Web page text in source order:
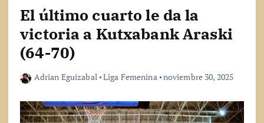
artículos y fotos del mejor baloncesto
El último cuarto le da la
victoria a Kutxabank Araski
(64-70)
Adrian Eguizabal Liga Femenina noviembre 30, 2025